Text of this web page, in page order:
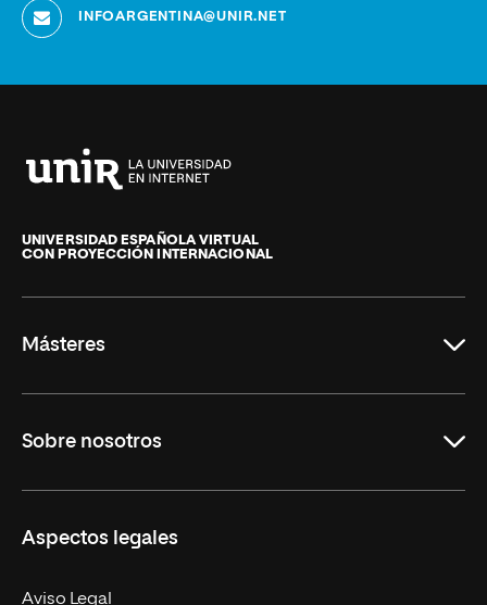
INFOARGENTINA@UNIR.NET
de
La
UNIVERSIDAD ESPAÑOLA VIRTUAL
CON PROYECCIÓN INTERNACIONAL
Másteres
Derecho
Empresa
MBA
Sobre nosotros
Nuestro Equipo
Contacto
Aspectos legales
Aviso Legal